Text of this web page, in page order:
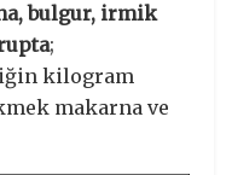
bulgur, irmik
;
kilogram
makarna ve